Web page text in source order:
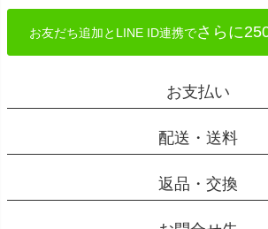
お友だち追加とLINE ID連携でさらに
お支払い
配送・送料
返品・交換